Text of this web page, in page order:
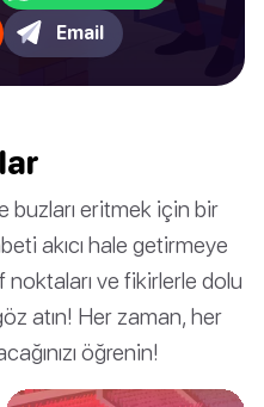
Email
buzları eritmek için bir
akıcı hale getirmeye
noktaları ve fikirlerle dolu
atın! Her zaman, her
öğrenin!